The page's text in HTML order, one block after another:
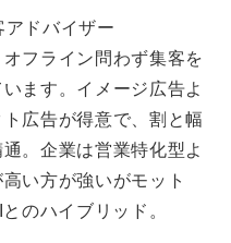
アドバイザー
フライン問わず集客を
ます。イメージ広告よ
ト広告が得意で、割と幅
。企業は営業特化型よ
い方が強いがモット
のハイブリッド。